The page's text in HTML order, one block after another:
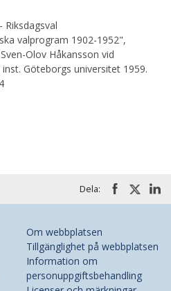
valprogram 1902-1952",
Olov Håkansson vid
Göteborgs universitet 1959.
Dela:
Om webbplatsen
Tillgänglighet på webbplatsen
Information om
personuppgiftsbehandling